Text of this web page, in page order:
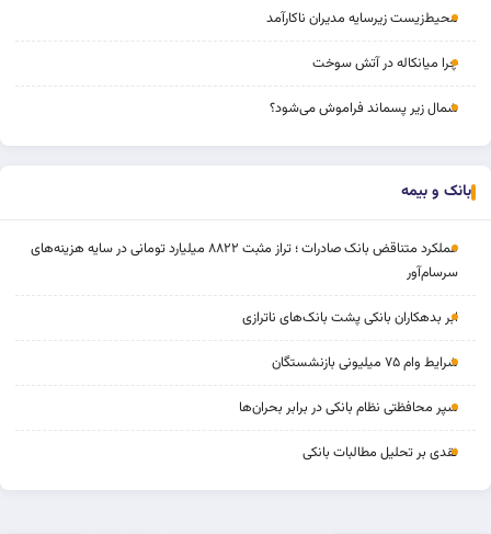
محیط‌زیست زیرسایه مدیران ناکارآمد
چرا میانکاله در آتش سوخت
شمال زیر پسماند فراموش می‌شود؟
بانک و بیمه
عملکرد متناقض بانک صادرات ؛ تراز مثبت ۸۸۲۲ میلیارد تومانی در سایه هزینه‌های
سرسام‌آور
ابر بدهکاران بانکی پشت بانک‌های ناترازی
شرایط وام ۷۵ میلیونی بازنشستگان
سپر محافظتی نظام بانکی در برابر بحران‌ها
نقدی بر تحلیل مطالبات بانکی